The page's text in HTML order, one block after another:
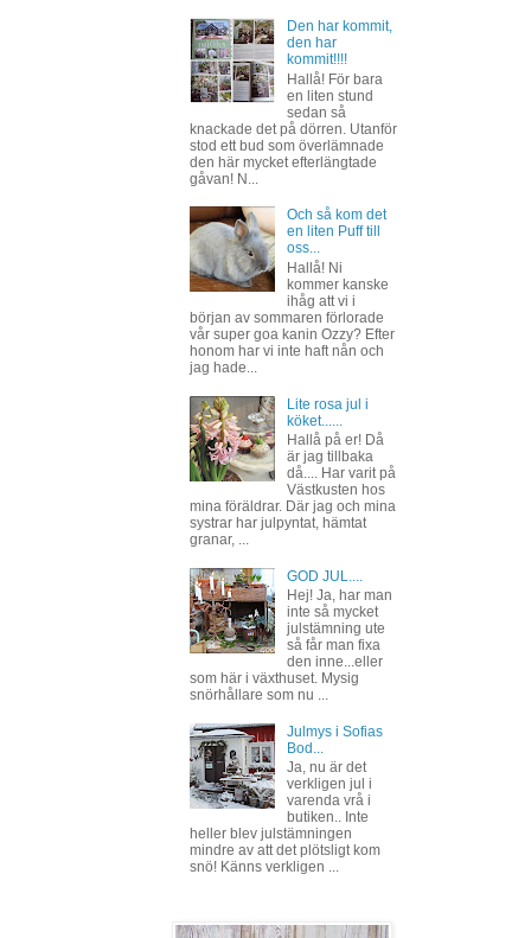
Den har kommit,
den har
kommit!!!!
Hallå! För bara
en liten stund
sedan så
knackade det på dörren. Utanför
stod ett bud som överlämnade
den här mycket efterlängtade
gåvan! N...
Och så kom det
en liten Puff till
oss...
Hallå! Ni
kommer kanske
ihåg att vi i
början av sommaren förlorade
vår super goa kanin Ozzy? Efter
honom har vi inte haft nån och
jag hade...
Lite rosa jul i
köket......
Hallå på er! Då
är jag tillbaka
då.... Har varit på
Västkusten hos
mina föräldrar. Där jag och mina
systrar har julpyntat, hämtat
granar, ...
GOD JUL....
Hej! Ja, har man
inte så mycket
julstämning ute
så får man fixa
den inne...eller
som här i växthuset. Mysig
snörhållare som nu ...
Julmys i Sofias
Bod...
Ja, nu är det
verkligen jul i
varenda vrå i
butiken.. Inte
heller blev julstämningen
mindre av att det plötsligt kom
snö! Känns verkligen ...